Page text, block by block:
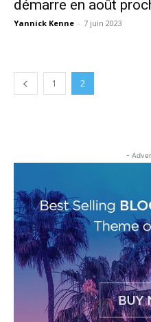
démarre en août
Yannick Kenne - 7 juin 2023
1 2
-